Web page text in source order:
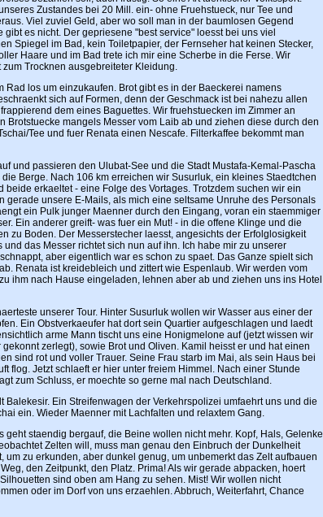
Zustandes bei 20 Mill. ein- ohne Fruehstueck, nur Tee und
Viel zuviel Geld, aber wo soll man in der baumlosen Gegend
es nicht. Der gepriesene "best service" loesst bei uns viel
Spiegel im Bad, kein Toiletpapier, der Fernseher hat keinen Stecker,
Haare und im Bad trete ich mir eine Scherbe in die Ferse. Wir
Trocknen ausgebreiteter Kleidung.
Rad los um einzukaufen. Brot gibt es in der Baeckerei namens
sich auf Formen, denn der Geschmack ist bei nahezu allen
dem eines Baguettes. Wir fruehstuecken im Zimmer an
Brotstuecke mangels Messer vom Laib ab und ziehen diese durch den
Tee und fuer Renata einen Nescafe. Filterkaffee bekommt man
und passieren den Ulubat-See und die Stadt Mustafa-Kemal-Pascha
Berge. Nach 106 km erreichen wir Susurluk, ein kleines Staedtchen
beide erkaeltet - eine Folge des Vortages. Trotzdem suchen wir ein
gerade unsere E-Mails, als mich eine seltsame Unruhe des Personals
ein Pulk junger Maenner durch den Eingang, voran ein staemmiger
Ein anderer greift- was fuer ein Mut! - in die offene Klinge und die
zu Boden. Der Messerstecher laesst, angesichts der Erfolglosigkeit
und das Messer richtet sich nun auf ihn. Ich habe mir zu unserer
aber eigentlich war es schon zu spaet. Das Ganze spielt sich
Renata ist kreidebleich und zittert wie Espenlaub. Wir werden vom
ihm nach Hause eingeladen, lehnen aber ab und ziehen uns ins Hotel
unserer Tour. Hinter Susurluk wollen wir Wasser aus einer der
Ein Obstverkaeufer hat dort sein Quartier aufgeschlagen und laedt
arme Mann tischt uns eine Honigmelone auf (jetzt wissen wir
zerlegt), sowie Brot und Oliven. Kamil heisst er und hat einen
sind rot und voller Trauer. Seine Frau starb im Mai, als sein Haus bei
flog. Jetzt schlaeft er hier unter freiem Himmel. Nach einer Stunde
zum Schluss, er moechte so gerne mal nach Deutschland.
Balekesir. Ein Streifenwagen der Verkehrspolizei umfaehrt uns und die
ein. Wieder Maenner mit Lachfalten und relaxtem Gang.
geht staendig bergauf, die Beine wollen nicht mehr. Kopf, Hals, Gelenke
Zelten will, muss man genau den Einbruch der Dunkelheit
um zu erkunden, aber dunkel genug, um unbemerkt das Zelt aufbauen
den Zeitpunkt, den Platz. Prima! Als wir gerade abpacken, hoert
sind oben am Hang zu sehen. Mist! Wir wollen nicht
oder im Dorf von uns erzaehlen. Abbruch, Weiterfahrt, Chance